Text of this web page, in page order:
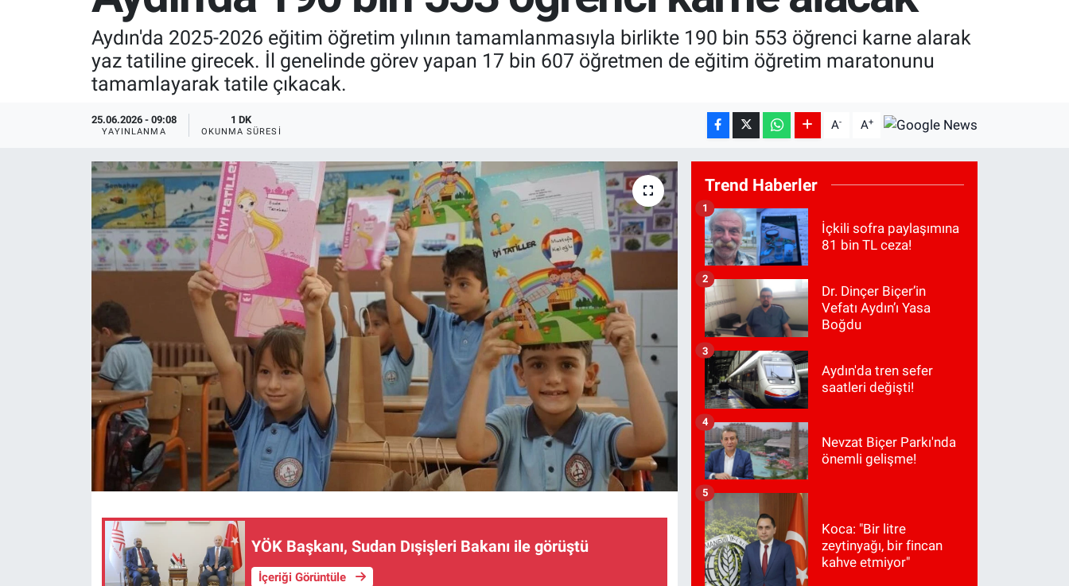
Aydın'da 2025-2026 eğitim öğretim yılının tamamlanmasıyla birlikte 190 bin 553 öğrenci karne alarak
yaz tatiline girecek. İl genelinde görev yapan 17 bin 607 öğretmen de eğitim öğretim maratonunu
tamamlayarak tatile çıkacak.
25.06.2026 - 09:08
YAYINLANMA
1 DK
OKUNMA SÜRESI A- A+
YÖK Başkanı, Sudan Dışişleri Bakanı ile görüştü
İçeriği Görüntüle
Trend Haberler
İçkili sofra paylaşımına
81 bin TL ceza!
1
Dr. Dinçer Biçer’in
Vefatı Aydın’ı Yasa
Boğdu
2
Aydın'da tren sefer
saatleri değişti!
3
Nevzat Biçer Parkı'nda
önemli gelişme!
4
Koca: "Bir litre
zeytinyağı, bir fincan
kahve etmiyor"
5
RESMİ İLANLAR